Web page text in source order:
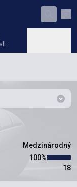
obľúbeným
Medzinárodný
100‏%
18